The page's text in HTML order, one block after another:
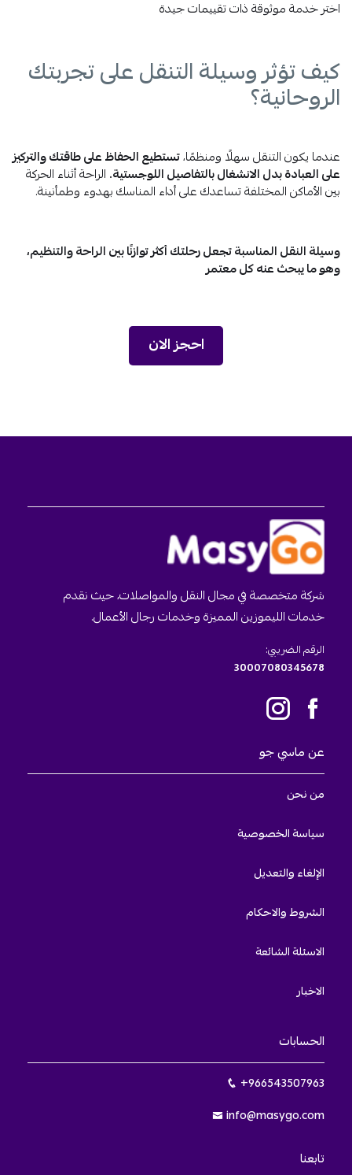
اختر خدمة موثوقة ذات تقييمات جيدة
كيف تؤثر وسيلة التنقل على تجربتك
الروحانية؟
عندما يكون التنقل سهلًا ومنظمًا،تستطيع الحفاظ على طاقتك والتركيز
على العبادة بدل الانشغال بالتفاصيل اللوجستية. الراحة أثناء الحركة
بين الأماكن المختلفة تساعدك على أداء المناسك بهدوء وطمأنينة.
وسيلة النقل المناسبة تجعل رحلتك أكثر توازنًا بين الراحة والتنظيم،
وهو ما يبحث عنه كل معتمر
احجز الان
شركة متخصصة في مجال النقل والمواصلات، حيث نقدم
خدمات الليموزين المميزة وخدمات رجال الأعمال.
الرقم الضريبي:
30007080345678
عن ماسي جو
من نحن
سياسة الخصوصية
الإلغاء والتعديل
الشروط والاحكام
الاسئلة الشائعة
الاخبار
الحسابات
+966543507963
info@masygo.com
تابعنا